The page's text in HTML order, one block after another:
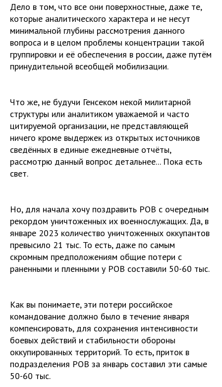
Дело в том, что все они поверхностные, даже те,
которые аналитического характера и не несут
минимальной глубины рассмотрения данного
вопроса и в целом проблемы концентрации такой
группировки и её обеспечения в россии, даже путём
принудительной всеобщей мобилизации.
Что же, не будучи Генсеком некой милитарной
структуры или аналитиком уважаемой и часто
цитируемой организации, не представляющей
ничего кроме выдержек из открытых источников
сведённых в единые ежедневные отчёты,
рассмотрю данный вопрос детальнее... Пока есть
свет.
Но, для начала хочу поздравить РОВ с очередным
рекордом уничтоженных их военнослужащих. Да, в
январе 2023 количество уничтоженных оккупантов
превысило 21 тыс. То есть, даже по самым
скромным предположениям общие потери с
раненными и пленными у РОВ составили 50-60 тыс.
Как вы понимаете, эти потери российское
командование должно было в течение января
компенсировать, для сохранения интенсивности
боевых действий и стабильности обороны
оккупированных территорий. То есть, приток в
подразделения РОВ за январь составил эти самые
50-60 тыс.